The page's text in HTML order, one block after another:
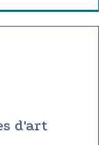
d'art